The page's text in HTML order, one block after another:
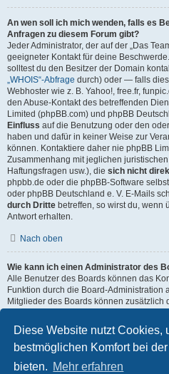
Diese Website nutzt Cookies,
bestmöglichen Komfort bei
bieten. Mehr erfahren
An wen soll ich mich wenden, falls es
Anfragen zu diesem Forum gibt?
Jeder Administrator, der auf der „Das
geeigneter Kontakt für deine
solltest du den Besitzer der Domain
„WHOIS“-Abfrage durch) oder — falls
Webhoster wie z. B. Yahoo!, free.fr,
den Abuse-Kontakt des betreffenden
Limited (phpBB.com) und phpBB
Einfluss auf die Benutzung oder den
haben und dafür in keiner Weise zur
können. Kontaktiere daher nie phpBB
Zusammenhang mit jeglichen
Haftungsfragen usw.), die sich nicht
phpbb.de oder die phpBB-Software
oder phpBB Deutschland e. V. E-Mails
durch Dritte betreffen, so wirst du, wenn
Antwort erhalten.
Nach oben
Wie kann ich einen Administrator des
Alle Benutzer des Boards können das
Funktion durch die Board-Administration
Mitglieder des Boards können zusätzlich
Nach oben